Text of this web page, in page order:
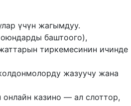
үчүн жагымдуу.
оюндарды баштоого),
тиркемесинин ичинде
жазуучу жана
онлайн казино — ал слоттор,